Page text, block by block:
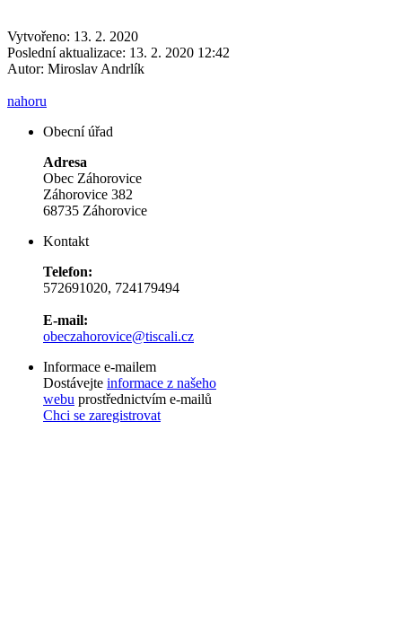
Vytvořeno: 13. 2. 2020
Poslední aktualizace: 13. 2. 2020 12:42
Autor: Miroslav Andrlík
nahoru
Obecní úřad
Adresa
Obec Záhorovice
Záhorovice 382
68735 Záhorovice
Kontakt
Telefon:
572691020, 724179494
E-mail:
obeczahorovice@tiscali.cz
Informace e-mailem
Dostávejte informace z našeho
webu prostřednictvím e-mailů
Chci se zaregistrovat